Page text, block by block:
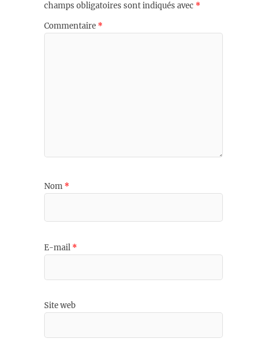
champs obligatoires sont indiqués avec *
Commentaire *
Nom *
E-mail *
Site web